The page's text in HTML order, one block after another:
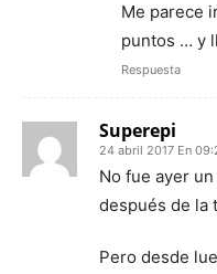
Me parece
puntos … y
Respuesta
Superepi
24 abril 2017 En
No fue ayer
después de la
Pero desde